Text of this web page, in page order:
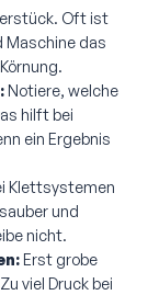
Oft ist
Maschine das
Notiere, welche
hilft bei
ein Ergebnis
Klettsystemen
und
nicht.
Erst grobe
viel Druck bei